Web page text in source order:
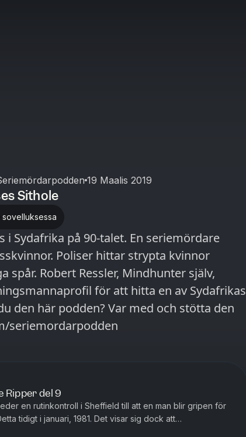
19 Maalis 2019
Sithole
sovelluksessa
Sydafrika på 90-talet. En seriemördare
Poliser hittar strypta kvinnor
spår. Robert Ressler, Mindhunter själv,
för att hitta en av Sydafrikas
seriemordarpodden
Ripper del 9
en rutinkontroll i Sheffield till att en man blir gripen för
tidigt i januari, 1981. Det visar sig dock att
är märkligare än vanligt. Mann...